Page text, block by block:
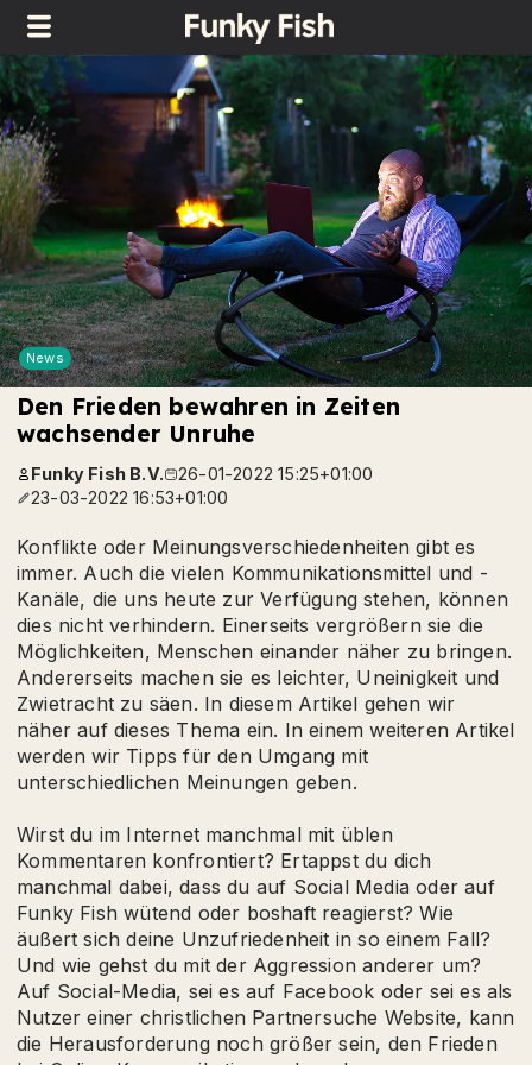
News
Den Frieden bewahren in Zeiten
wachsender Unruhe
Funky Fish B.V.
26-01-2022 15:25+01:00
23-03-2022 16:53+01:00
Konflikte oder Meinungsverschiedenheiten gibt es
immer. Auch die vielen Kommunikationsmittel und -
Kanäle, die uns heute zur Verfügung stehen, können
dies nicht verhindern. Einerseits vergrößern sie die
Möglichkeiten, Menschen einander näher zu bringen.
Andererseits machen sie es leichter, Uneinigkeit und
Zwietracht zu säen. In diesem Artikel gehen wir
näher auf dieses Thema ein. In einem weiteren Artikel
werden wir Tipps für den Umgang mit
unterschiedlichen Meinungen geben.
Wirst du im Internet manchmal mit üblen
Kommentaren konfrontiert? Ertappst du dich
manchmal dabei, dass du auf Social Media oder auf
Funky Fish wütend oder boshaft reagierst? Wie
äußert sich deine Unzufriedenheit in so einem Fall?
Und wie gehst du mit der Aggression anderer um?
Auf Social-Media, sei es auf Facebook oder sei es als
Nutzer einer christlichen Partnersuche Website, kann
die Herausforderung noch größer sein, den Frieden